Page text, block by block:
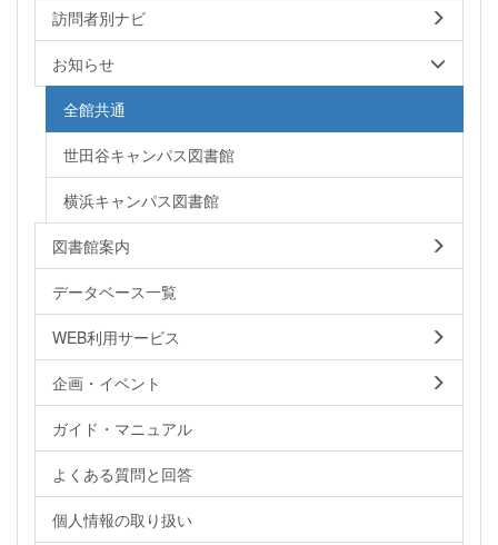
訪問者別ナビ
お知らせ
全館共通
世田谷キャンパス図書館
横浜キャンパス図書館
図書館案内
データベース一覧
WEB利用サービス
企画・イベント
ガイド・マニュアル
よくある質問と回答
個人情報の取り扱い